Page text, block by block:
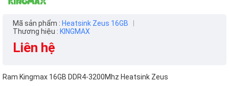
Mã sản phẩm : Heatsink Zeus 16GB
Thương hiệu : KINGMAX
Liên hệ
Ram Kingmax 16GB DDR4-3200Mhz Heatsink Zeus